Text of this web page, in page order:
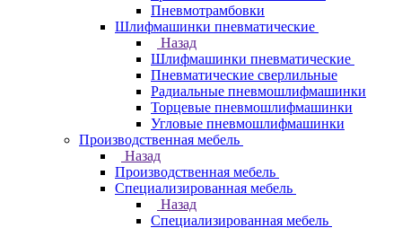
Пневмотрамбовки
Шлифмашинки пневматические
Назад
Шлифмашинки пневматические
Пневматические сверлильные
Радиальные пневмошлифмашинки
Торцевые пневмошлифмашинки
Угловые пневмошлифмашинки
Производственная мебель
Назад
Производственная мебель
Cпециализированная мебель
Назад
Cпециализированная мебель